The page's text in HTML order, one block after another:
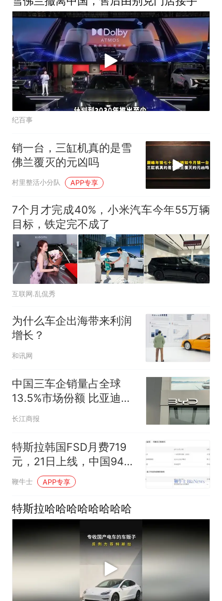
纪百事
销一台，三缸机真的是雪
佛兰覆灭的元凶吗
村里整活小分队 APP专享
7个月才完成40%，小米汽车今年55万辆
目标，铁定完不成了
互联网.乱侃秀
为什么车企出海带来利润
增长？
和讯网
中国三车企销量占全球
13.5%市场份额 比亚迪
4.8%居第六吉利4.6%列第
长江商报
特斯拉韩国FSD月费719
元，21日上线，中国949
元？
鞭牛士 APP专享
特斯拉哈哈哈哈哈哈哈哈